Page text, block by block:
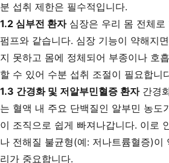
분 섭취 제한은 필수적입니다.
1.2 심부전 환자심장은 우리 몸 전체로
펌프와 같습니다. 심장 기능이 약해지
지 못하고 몸에 정체되어 부종이나 호
할 수 있어 수분 섭취 조절이 필요합니
1.3 간경화 및 저알부민혈증 환자간경
는 혈액 내 주요 단백질인 알부민 농도
이 조직으로 쉽게 빠져나갑니다. 이로
나 전해질 불균형(예: 저나트륨혈증)이
리가 중요합니다.